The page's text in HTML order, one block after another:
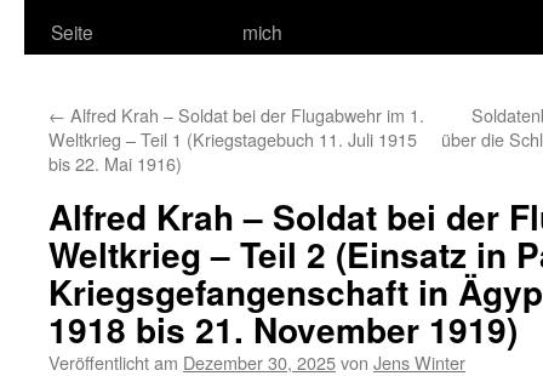
Seite
mich
← Alfred Krah – Soldat bei der Flugabwehr im 1.
Weltkrieg – Teil 1 (Kriegstagebuch 11. Juli 1915
bis 22. Mai 1916)
über die
Alfred Krah – Soldat bei der
Weltkrieg – Teil 2 (Einsatz in
Kriegsgefangenschaft in
1918 bis 21. November 1919)
Veröffentlicht am Dezember 30, 2025von Jens Winter